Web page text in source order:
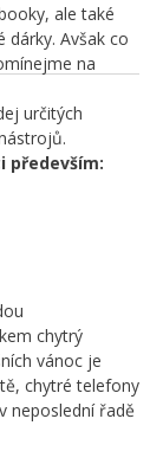
ale také
dárky. Avšak co
na
určitých
především:
chytrý
vánoc je
chytré telefony
neposlední řadě